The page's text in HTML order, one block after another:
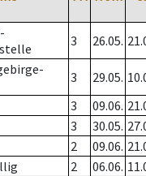
3 26.05.
3 29.05.
3 09.06.
3 30.05.
2 09.06.
2 06.06.